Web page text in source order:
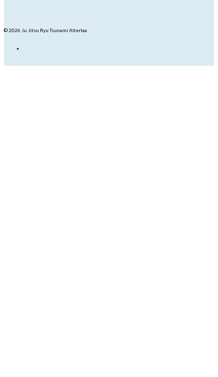
© 2026 Ju Jitsu Ryu Tsunami Alterlaa